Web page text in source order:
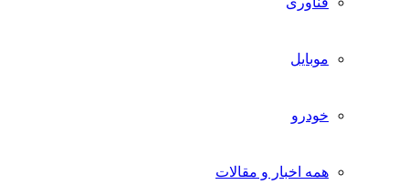
موبایل
خودرو
همه اخبار و مقالات